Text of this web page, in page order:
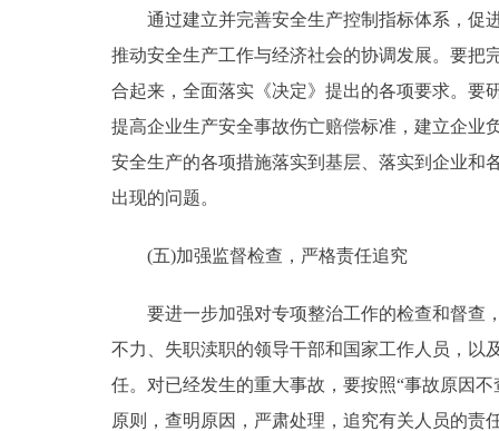
通过建立并完善安全生产控制指标体系，促进
推动安全生产工作与经济社会的协调发展。要把
合起来，全面落实《决定》提出的各项要求。要
提高企业生产安全事故伤亡赔偿标准，建立企业
安全生产的各项措施落实到基层、落实到企业和
出现的问题。
(五)加强监督检查，严格责任追究
要进一步加强对专项整治工作的检查和督查，
不力、失职渎职的领导干部和国家工作人员，以
任。对已经发生的重大事故，要按照“事故原因
原则，查明原因，严肃处理，追究有关人员的责